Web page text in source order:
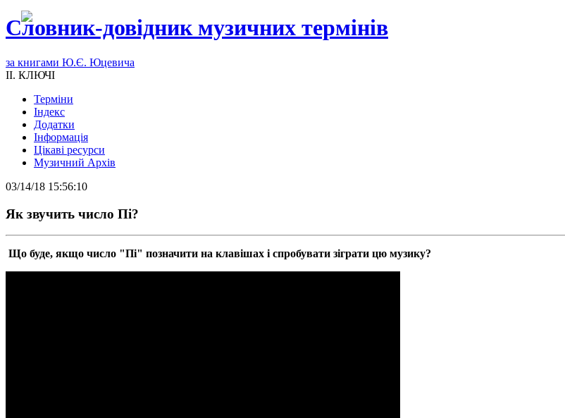
Словник-довідник музичних термінів
за книгами Ю.Є. Юцевича
II. КЛЮЧІ
Терміни
Індекс
Додатки
Інформація
Цікаві ресурси
Музичний Архів
03/14/18 15:56:10
Як звучить число Пі?
Що буде, якщо число "Пі" позначити на клавішах і спробувати зіграти цю музику?